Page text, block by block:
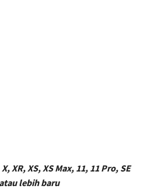
XR, XS, XS Max, 11, 11 Pro, SE
atau lebih baru